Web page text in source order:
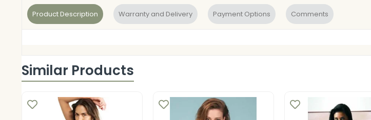
Product Description Warranty and Delivery Payment Options Comments
Similar Products